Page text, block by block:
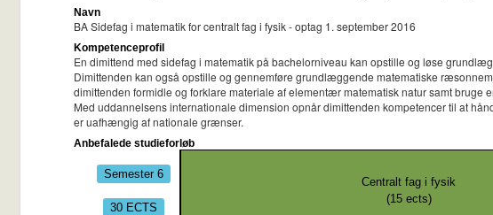
Navn
BA Sidefag i matematik for centralt fag i fysik - optag 1. september 2016
Kompetenceprofil
En dimittend med sidefag i matematik på bachelorniveau kan opstille og løse
Dimittenden kan også opstille og gennemføre grundlæggende matematiske
dimittenden formidle og forklare materiale af elementær matematisk natur samt bruge
Med uddannelsens internationale dimension opnår dimittenden kompetencer til at
er uafhængig af nationale grænser.
Anbefalede studieforløb
Semester 6
30 ECTS
Centralt fag i fysik
(15ects)